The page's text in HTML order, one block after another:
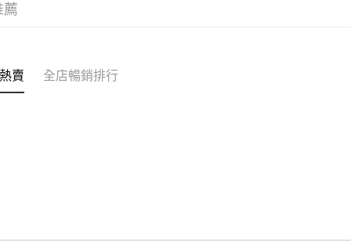
薦
賣 全店暢銷排行